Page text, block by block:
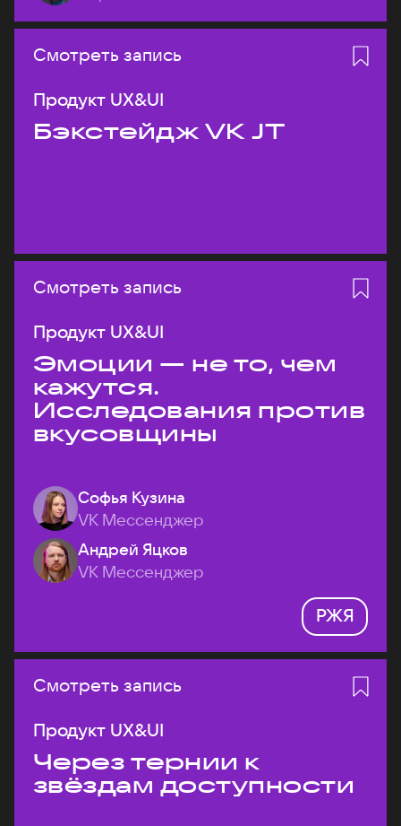
Смотреть запись
Продукт UX&UI
Бэкстейдж VK JT
Смотреть запись
Продукт UX&UI
Эмоции — не то, чем
кажутся.
Исследования против
вкусовщины
Софья Кузина
VK Мессенджер
Андрей Яцков
VK Мессенджер
РЖЯ
Смотреть запись
Продукт UX&UI
Через тернии к
звёздам доступности